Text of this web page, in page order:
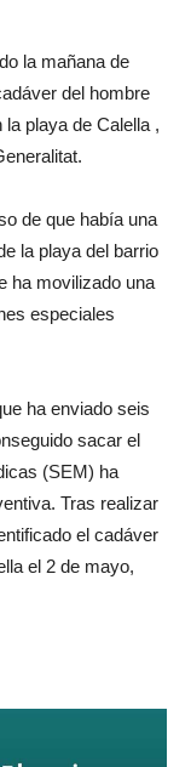
la mañana de
del hombre
playa de Calella ,
de que había una
la playa del barrio
ha movilizado una
especiales
ha enviado seis
sacar el
(SEM) ha
Tras realizar
el cadáver
el 2 de mayo,